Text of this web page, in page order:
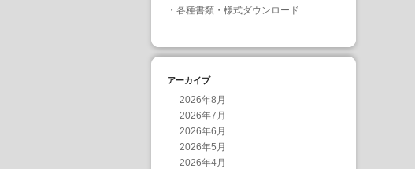
・ 各種書類・様式ダウンロード
アーカイブ
2026年8月
2026年7月
2026年6月
2026年5月
2026年4月